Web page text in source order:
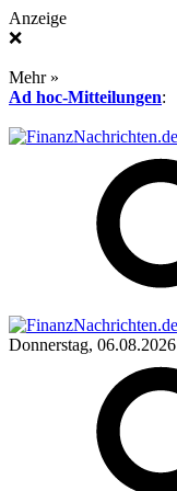
Anzeige
❌
Mehr »
Ad hoc-Mitteilungen:
Donnerstag, 06.08.2026